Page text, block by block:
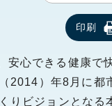
印刷
心できる健康で
2014）年8月に都
りビジョンとなる